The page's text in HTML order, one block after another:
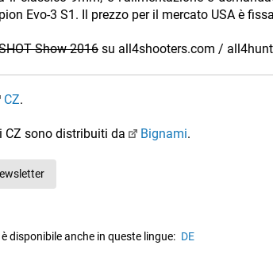
Evo-3 S1. Il prezzo per il mercato USA è
Show 2016 su all4shooters.com /
CZ.
CZ sono distribuiti da Bignami.
disponibile anche in queste lingue: DE